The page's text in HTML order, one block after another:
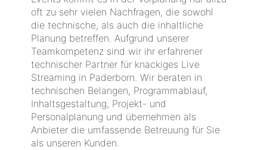
oft zu sehr vielen Nachfragen, die sowohl
die technische, als auch die inhaltliche
Planung betreffen. Aufgrund unserer
Teamkompetenz sind wir ihr erfahrener
technischer Partner für knackiges Live
Streaming in Paderborn. Wir beraten in
technischen Belangen, Programmablauf,
Inhaltsgestaltung, Projekt- und
Personalplanung und übernehmen als
Anbieter die umfassende Betreuung für Sie
als unseren Kunden.